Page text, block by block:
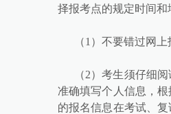
择报考点的规定时间和
（1）不要错过网
（2）考生须仔细
准确填写个人信息，
的报名信息在考试、